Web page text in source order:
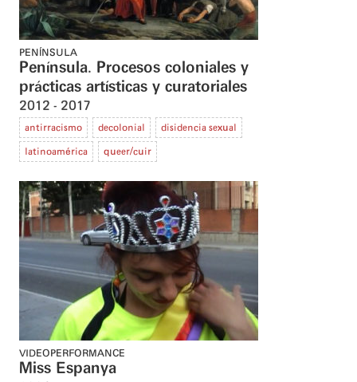
PENÍNSULA
Península. Procesos coloniales y
prácticas artísticas y curatoriales
2012 2017
antirracismo decolonial disidencia sexual
latinoamérica queer/cuir
VIDEOPERFORMANCE
Miss Espanya